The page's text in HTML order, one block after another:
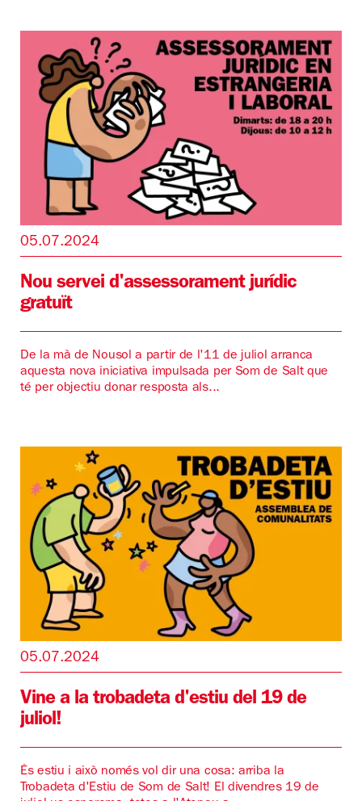
05.07.2024
Nou servei d'assessorament jurídic
gratuït
De la mà de Nousol a partir de l'11 de juliol arranca
aquesta nova iniciativa impulsada per Som de Salt que
té per objectiu donar resposta als...
05.07.2024
Vine a la trobadeta d'estiu del 19 de
juliol!
És estiu i això només vol dir una cosa: arriba la
Trobadeta d'Estiu de Som de Salt! El divendres 19 de